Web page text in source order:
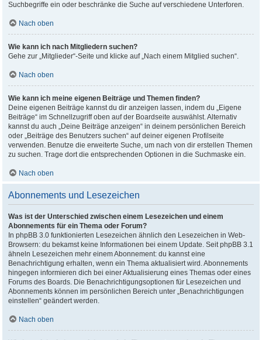
Suchbegriffe ein oder beschränke die Suche auf verschiedene Unterforen.
Nach oben
Wie kann ich nach Mitgliedern suchen?
Gehe zur „Mitglieder“-Seite und klicke auf „Nach einem Mitglied suchen“.
Nach oben
Wie kann ich meine eigenen Beiträge und Themen finden?
Deine eigenen Beiträge kannst du dir anzeigen lassen, indem du „Eigene
Beiträge“ im Schnellzugriff oben auf der Boardseite auswählst. Alternativ
kannst du auch „Deine Beiträge anzeigen“ in deinem persönlichen Bereich
oder „Beiträge des Benutzers suchen“ auf deiner eigenen Profilseite
verwenden. Benutze die erweiterte Suche, um nach von dir erstellen Themen
zu suchen. Trage dort die entsprechenden Optionen in die Suchmaske ein.
Nach oben
Abonnements und Lesezeichen
Was ist der Unterschied zwischen einem Lesezeichen und einem
Abonnements für ein Thema oder Forum?
In phpBB 3.0 funktionierten Lesezeichen ähnlich den Lesezeichen in Web-
Browsern: du bekamst keine Informationen bei einem Update. Seit phpBB 3.1
ähneln Lesezeichen mehr einem Abonnement: du kannst eine
Benachrichtigung erhalten, wenn ein Thema aktualisiert wird. Abonnements
hingegen informieren dich bei einer Aktualisierung eines Themas oder eines
Forums des Boards. Die Benachrichtigungsoptionen für Lesezeichen und
Abonnements können im persönlichen Bereich unter „Benachrichtigungen
einstellen“ geändert werden.
Nach oben